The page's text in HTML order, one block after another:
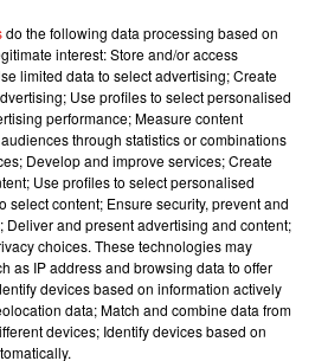
2026
2026
a 10 ans, DJ Snake changeait de
avec son premier...
again.. et Latin Mafia dévoilent enfin
mixtape créée en...
do the following data processing based on
interest: Store and/or access
limited data to select advertising; Create
Use profiles to select personalised
performance; Measure content
through statistics or combinations
Develop and improve services; Create
Use profiles to select personalised
select content; Ensure security, prevent and
Deliver and present advertising and content;
choices. These technologies may
as IP address and browsing data to offer
devices based on information actively
data; Match and combine data from
devices; Identify devices based on